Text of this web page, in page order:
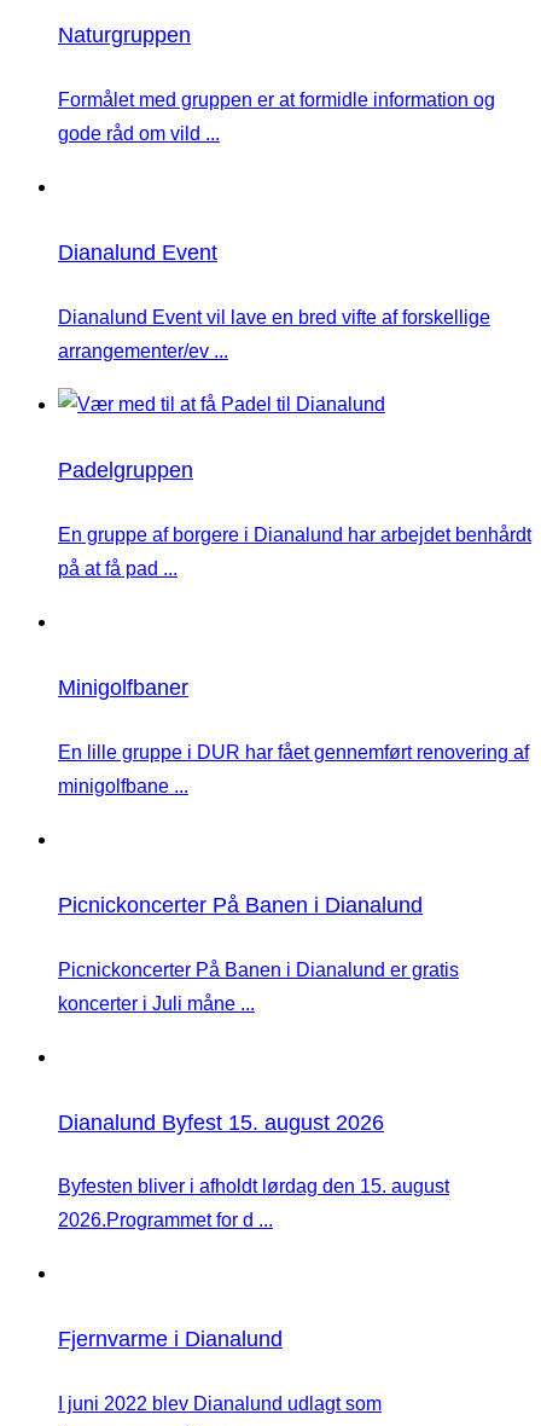
Naturgruppen
Formålet med gruppen er at formidle information og
gode råd om vild ...
Dianalund Event
Dianalund Event vil lave en bred vifte af forskellige
arrangementer/ev ...
Padelgruppen
En gruppe af borgere i Dianalund har arbejdet benhårdt
på at få pad ...
Minigolfbaner
En lille gruppe i DUR har fået gennemført renovering af
minigolfbane ...
Picnickoncerter På Banen i Dianalund
Picnickoncerter På Banen i Dianalund er gratis
koncerter i Juli måne ...
Dianalund Byfest 15. august 2026
Byfesten bliver i afholdt lørdag den 15. august
2026.Programmet for d ...
Fjernvarme i Dianalund
I juni 2022 blev Dianalund udlagt som